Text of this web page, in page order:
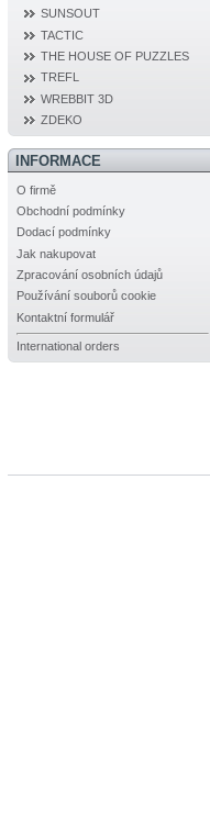
SUNSOUT
TACTIC
THE HOUSE OF PUZZLES
TREFL
WREBBIT 3D
ZDEKO
INFORMACE
O firmě
Obchodní podmínky
Dodací podmínky
Jak nakupovat
Zpracování osobních údajů
Používání souborů cookie
Kontaktní formulář
International orders